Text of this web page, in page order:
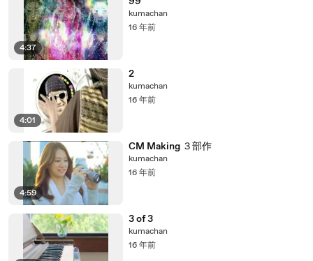
4:37
kumachan
16 年前
4:01
2
kumachan
16 年前
4:59
CM Making ３部作
kumachan
16 年前
3 of 3
kumachan
16 年前